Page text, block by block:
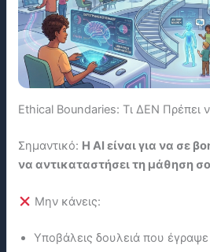
Ethical Boundaries: Τι ΔΕΝ Πρέπει
Σημαντικό: Η ΑΙ είναι για να σε
να αντικαταστήσει τη μάθηση
Μην κάνεις:
Υποβάλεις δουλειά που